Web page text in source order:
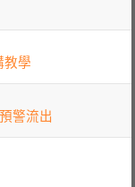
教學
警流出